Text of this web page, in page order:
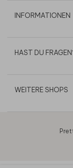
INFORMATIONEN
HAST DU
WEITERE SHOPS